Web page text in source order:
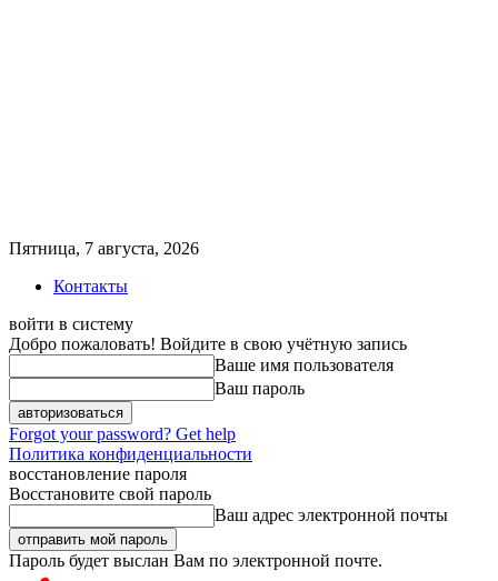
Пятница, 7 августа, 2026
Контакты
войти в систему
Добро пожаловать! Войдите в свою учётную запись
Ваше имя пользователя
Ваш пароль
Forgot your password? Get help
Политика конфиденциальности
восстановление пароля
Восстановите свой пароль
Ваш адрес электронной почты
Пароль будет выслан Вам по электронной почте.